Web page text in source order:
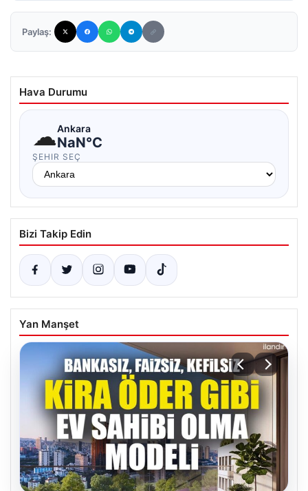
Paylaş:
Hava Durumu
☁Ankara
NaN°C
ŞEHIR SEÇ
Bizi Takip Edin
Yan Manşet